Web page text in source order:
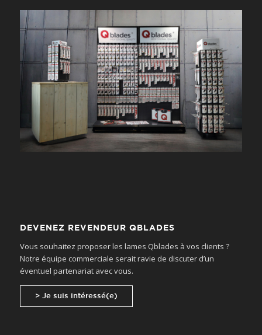
DEVENEZ REVENDEUR QBLADES
Vous souhaitez proposer les lames Qblades à vos clients ?
Notre équipe commerciale serait ravie de discuter d’un
éventuel partenariat avec vous.
> Je suis intéressé(e)